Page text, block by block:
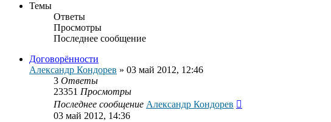
Темы
Ответы
Просмотры
Последнее сообщение
Договорённости
Александр Кондорев » 03 май 2012, 12:46
3 Ответы
23351 Просмотры
Последнее сообщение Александр Кондорев
03 май 2012, 14:36